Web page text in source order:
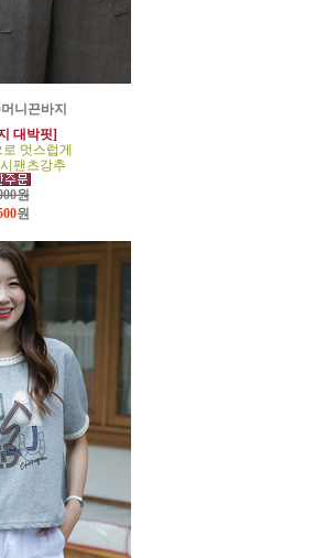
니끈바지
대박핏]
멋스럽게
팬츠강추
원
원